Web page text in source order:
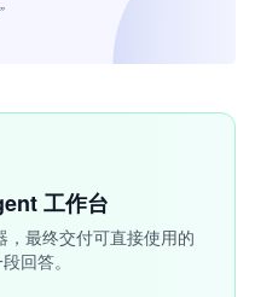
工作台
最终交付可直接使用的
回答。